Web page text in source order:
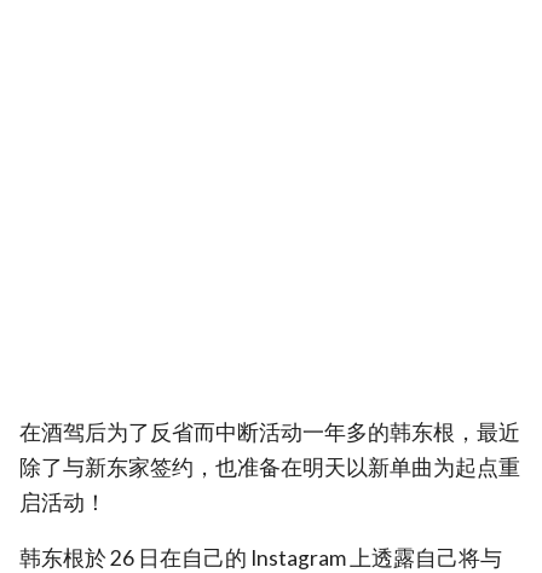
在酒驾后为了反省而中断活动一年多的韩东根，最近
除了与新东家签约，也准备在明天以新单曲为起点重
启活动！
韩东根於 26 日在自己的 Instagram 上透露自己将与